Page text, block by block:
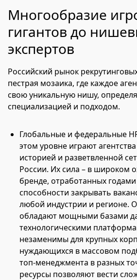
Многообразие
гигантов до
экспертов
Российский рынок рекрутинговых
пестрая мозаика, где каждое
свою уникальную нишу,
специализацией и подходом.
Глобальные и федеральные
этом уровне играют
историей и разветвленной
России. Их сила – в широком
бренде, отработанных
способности закрывать
любой индустрии и регионе.
обладают мощными базами
технологическими
незаменимы для крупных
нуждающихся в массовом
топ-менеджмента в разных
ресурсы позволяют вести